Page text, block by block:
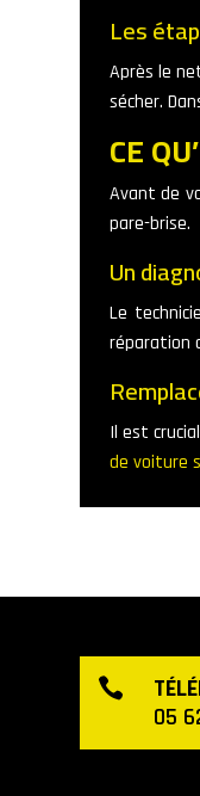
Les
Après le
sécher.
CE
Avant de
pare-brise.
Un
Le
réparation
Il est
de voiture

05